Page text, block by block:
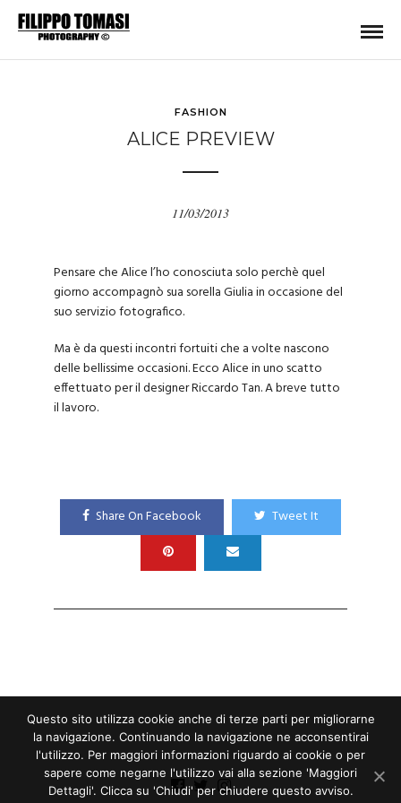
FASHION
ALICE PREVIEW
11/03/2013
Pensare che Alice l’ho conosciuta solo perchè quel
giorno accompagnò sua sorella Giulia in occasione del
suo servizio fotografico.
Ma è da questi incontri fortuiti che a volte nascono
delle bellissime occasioni. Ecco Alice in uno scatto
effettuato per il designer Riccardo Tan. A breve tutto
il lavoro.
Share On Facebook Tweet It
Questo sito utilizza cookie anche di terze parti per migliorarne
la navigazione. Continuando la navigazione ne acconsentirai
l'utilizzo. Per maggiori informazioni riguardo ai cookie o per
sapere come negarne l'utilizzo vai alla sezione 'Maggiori
Dettagli'. Clicca su 'Chiudi' per chiudere questo avviso.